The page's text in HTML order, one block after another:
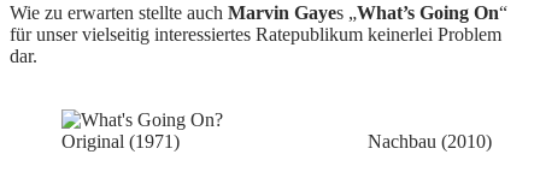
Wie zu erwarten stellte auch Marvin Gayes „What’s Going On“
für unser vielseitig interessiertes Ratepublikum keinerlei Problem
dar.
Original (1971) Nachbau (2010)